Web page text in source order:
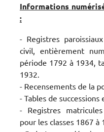
Informations
:
- Registres
civil, entièrement
période 1792 à 1934,
1932.
- Recensements de la
- Tables de successions
- Registres
pour les classes 1867 à